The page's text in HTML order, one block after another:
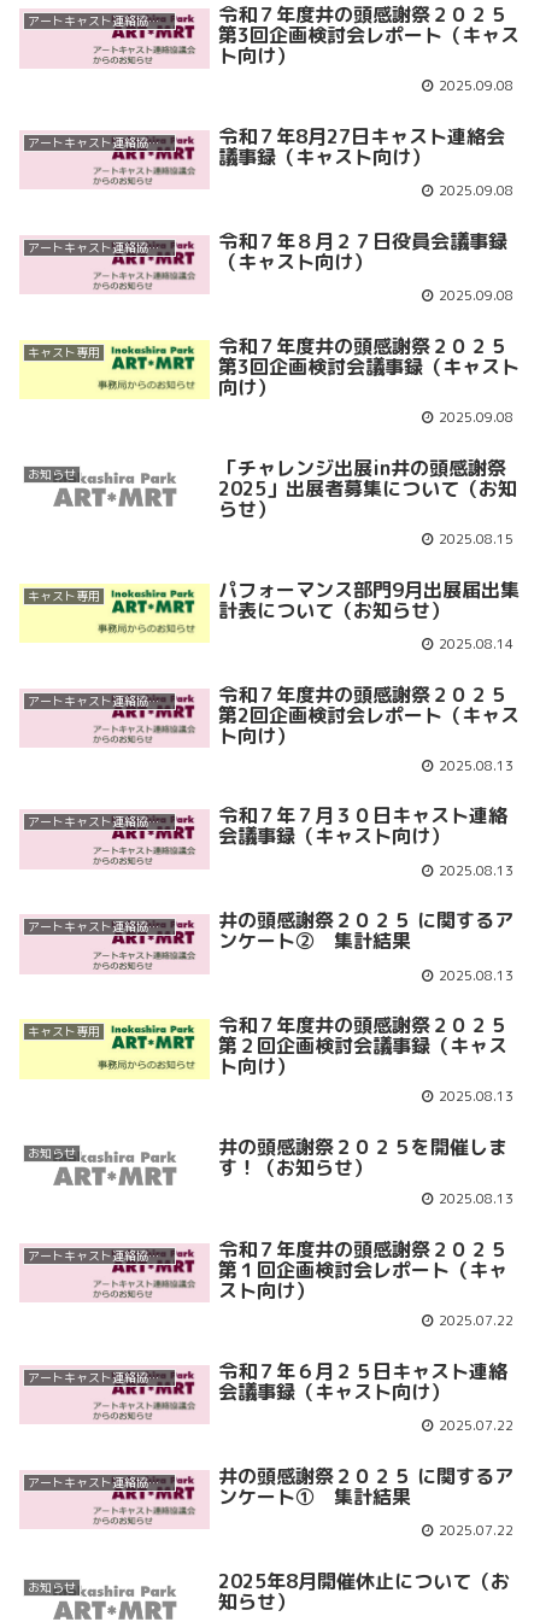
アートキャスト連絡協議会 令和７年度井の頭感謝祭２０２５
第3回企画検討会レポート（キャス
ト向け）
2025.09.08
アートキャスト連絡協議会 令和７年8月27日キャスト連絡会
議事録（キャスト向け）
2025.09.08
アートキャスト連絡協議会 令和７年８月２７日役員会議事録
（キャスト向け）
2025.09.08
キャスト専用 令和７年度井の頭感謝祭２０２５
第3回企画検討会議事録（キャスト
向け）
2025.09.08
お知らせ 「チャレンジ出展in井の頭感謝祭
2025」出展者募集について（お知
らせ）
2025.08.15
キャスト専用 パフォーマンス部門9月出展届出集
計表について（お知らせ）
2025.08.14
アートキャスト連絡協議会 令和７年度井の頭感謝祭２０２５
第2回企画検討会レポート（キャス
ト向け）
2025.08.13
アートキャスト連絡協議会 令和７年７月３０日キャスト連絡
会議事録（キャスト向け）
2025.08.13
アートキャスト連絡協議会 井の頭感謝祭２０２５ に関するア
ンケート② 集計結果
2025.08.13
キャスト専用 令和７年度井の頭感謝祭２０２５
第２回企画検討会議事録（キャス
ト向け）
2025.08.13
お知らせ 井の頭感謝祭２０２５を開催しま
す！（お知らせ）
2025.08.13
アートキャスト連絡協議会 令和７年度井の頭感謝祭２０２５
第１回企画検討会レポート（キャ
スト向け）
2025.07.22
アートキャスト連絡協議会 令和７年６月２５日キャスト連絡
会議事録（キャスト向け）
2025.07.22
アートキャスト連絡協議会 井の頭感謝祭２０２５ に関するア
ンケート① 集計結果
2025.07.22
お知らせ 2025年8月開催休止について（お
知らせ）